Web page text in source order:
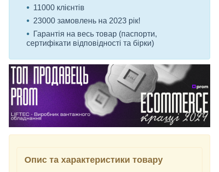
11000 клієнтів
23000 замовлень на 2023 рік!
Гарантія на весь товар (паспорти,
сертифікати відповідності та бірки)
Опис та характеристики товару